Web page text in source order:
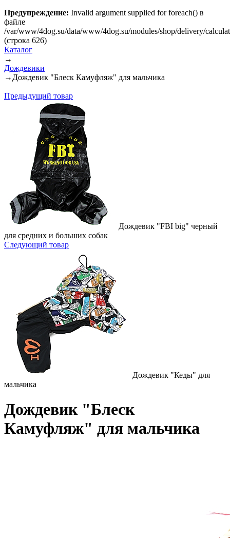
Предупреждение: Invalid argument supplied for foreach() в
файле
/var/www/4dog.su/data/www/4dog.su/modules/shop/delivery/
(строка 626)
Каталог
→
Дождевики
→ Дождевик "Блеск Камуфляж" для мальчика
Предыдущий товар
Дождевик "FBI big" черный
для средних и больших собак
Следующий товар
Дождевик "Кеды" для
мальчика
Дождевик "Блеск
Камуфляж" для мальчика